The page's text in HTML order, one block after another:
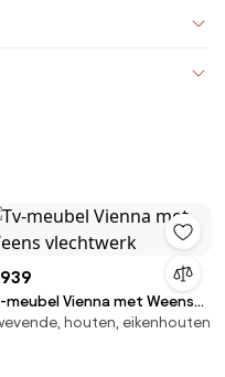
meubel Vienna met Weens
houten, eikenhouten